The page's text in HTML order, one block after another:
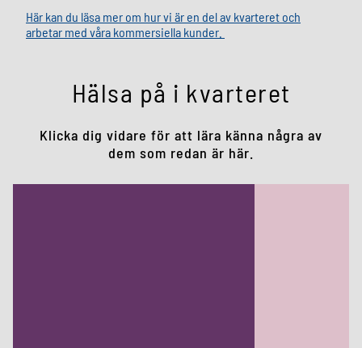
Här kan du läsa mer om hur vi är en del av kvarteret och
arbetar med våra kommersiella kunder.
Hälsa på i kvarteret
Klicka dig vidare för att lära känna några av
dem som redan är här.